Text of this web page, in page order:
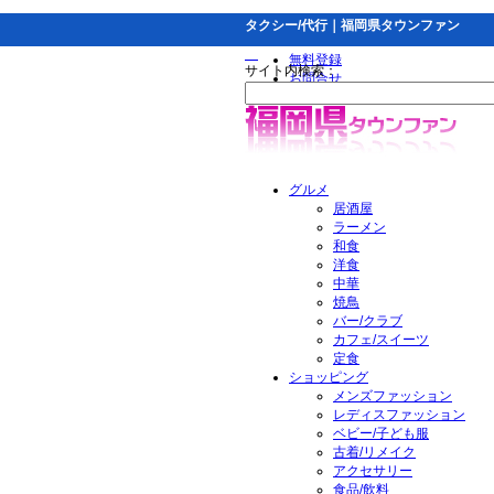
タクシー/代行｜福岡県タウンファン
無料登録
お問合せ
サイト内検索：
グルメ
居酒屋
ラーメン
和食
洋食
中華
焼鳥
バー/クラブ
カフェ/スイーツ
定食
ショッピング
メンズファッション
レディスファッション
ベビー/子ども服
古着/リメイク
アクセサリー
食品/飲料